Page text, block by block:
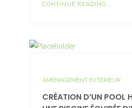
CONTINUE READING...
AMÉNAGEMENT EXTERIEUR
CRÉATION D’UN POOL